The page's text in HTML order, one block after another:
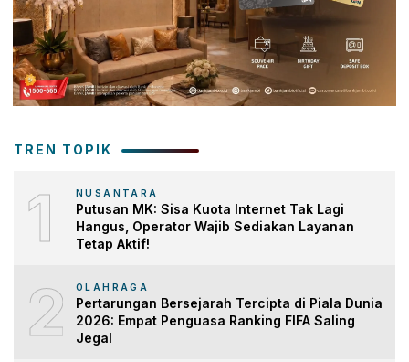
TREN TOPIK
1 NUSANTARA
Putusan MK: Sisa Kuota Internet Tak Lagi
Hangus, Operator Wajib Sediakan Layanan
Tetap Aktif!
2 OLAHRAGA
Pertarungan Bersejarah Tercipta di Piala Dunia
2026: Empat Penguasa Ranking FIFA Saling
Jegal